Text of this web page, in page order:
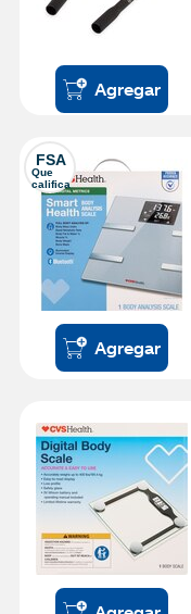
Agregar
FSA
Que
califica
Agregar